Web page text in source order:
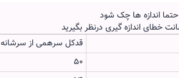
اندازه ها چک شود
خطای اندازه گیری درنظر بگیرید
قدکل سرهمی از سرشانه
۵۰